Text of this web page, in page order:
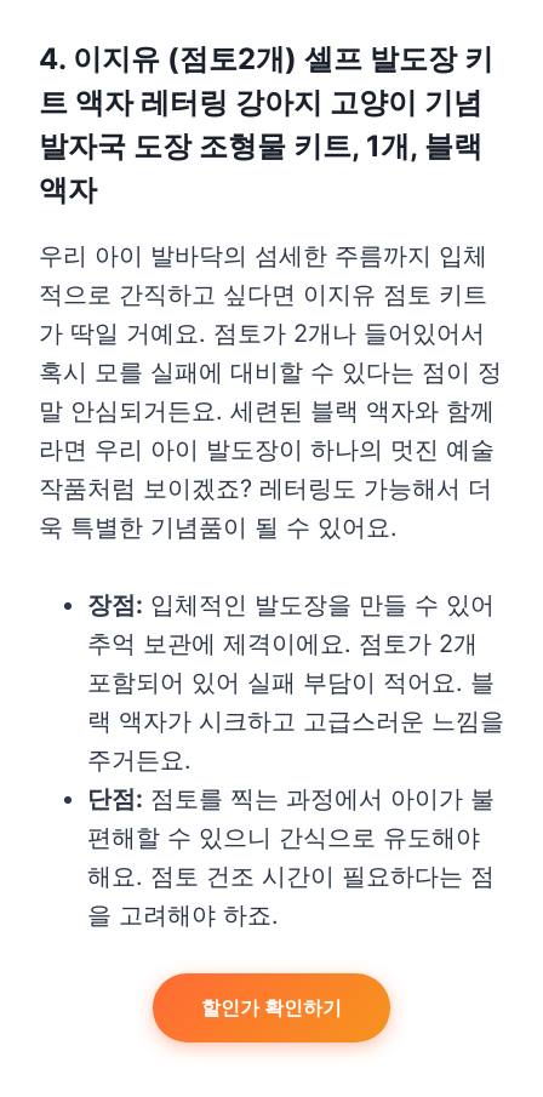
4. 이지유 (점토2개) 셀프 발도장 키
트 액자 레터링 강아지 고양이 기념
발자국 도장 조형물 키트, 1개, 블랙
액자
우리 아이 발바닥의 섬세한 주름까지 입체
적으로 간직하고 싶다면 이지유 점토 키트
가 딱일 거예요. 점토가 2개나 들어있어서
혹시 모를 실패에 대비할 수 있다는 점이 정
말 안심되거든요. 세련된 블랙 액자와 함께
라면 우리 아이 발도장이 하나의 멋진 예술
작품처럼 보이겠죠? 레터링도 가능해서 더
욱 특별한 기념품이 될 수 있어요.
장점: 입체적인 발도장을 만들 수 있어
추억 보관에 제격이에요. 점토가 2개
포함되어 있어 실패 부담이 적어요. 블
랙 액자가 시크하고 고급스러운 느낌을
주거든요.
단점: 점토를 찍는 과정에서 아이가 불
편해할 수 있으니 간식으로 유도해야
해요. 점토 건조 시간이 필요하다는 점
을 고려해야 하죠.
할인가 확인하기